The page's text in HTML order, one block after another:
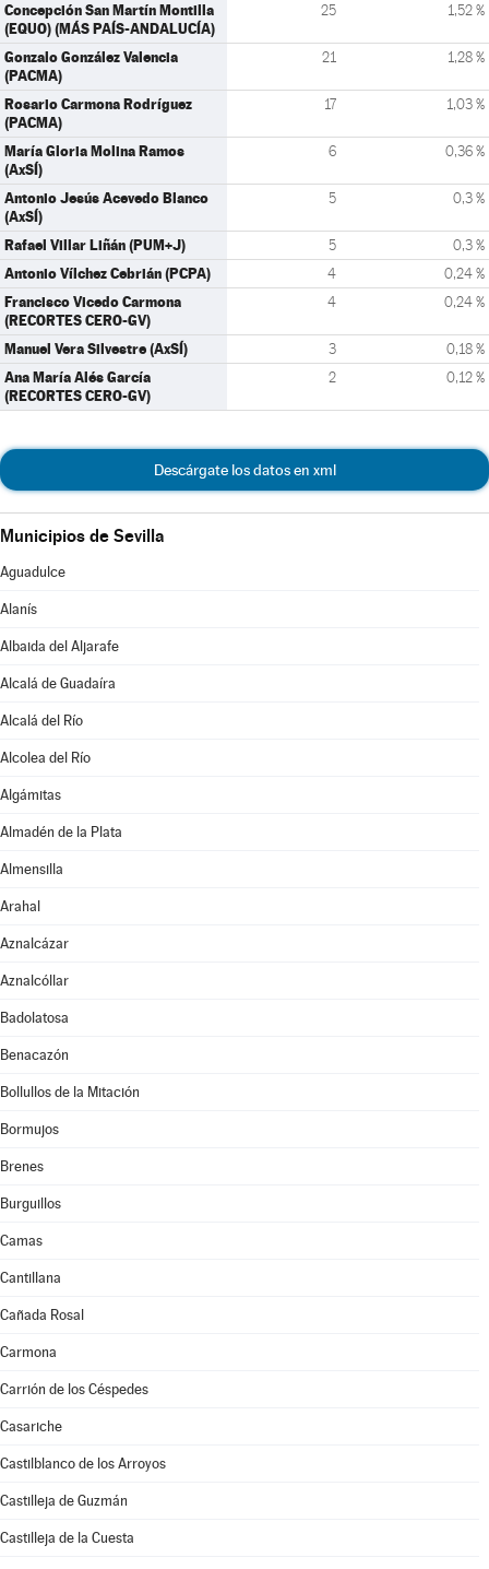
Concepción San Martín Montilla
(EQUO) (MÁS PAÍS-ANDALUCÍA)
25 1,52 %
Gonzalo González Valencia
(PACMA)
21 1,28 %
Rosario Carmona Rodríguez
(PACMA)
17 1,03 %
María Gloria Molina Ramos
(AxSÍ)
6 0,36 %
Antonio Jesús Acevedo Blanco
(AxSÍ)
5 0,3 %
Rafael Villar Liñán (PUM+J) 5 0,3 %
Antonio Vílchez Cebrián (PCPA) 4 0,24 %
Francisco Vicedo Carmona
(RECORTES CERO-GV)
4 0,24 %
Manuel Vera Silvestre (AxSÍ) 3 0,18 %
Ana María Alés García
(RECORTES CERO-GV)
2 0,12 %
Descárgate los datos en xml
Municipios de Sevilla
Aguadulce
Alanís
Albaida del Aljarafe
Alcalá de Guadaíra
Alcalá del Río
Alcolea del Río
Algámitas
Almadén de la Plata
Almensilla
Arahal
Aznalcázar
Aznalcóllar
Badolatosa
Benacazón
Bollullos de la Mitación
Bormujos
Brenes
Burguillos
Camas
Cantillana
Cañada Rosal
Carmona
Carrión de los Céspedes
Casariche
Castilblanco de los Arroyos
Castilleja de Guzmán
Castilleja de la Cuesta